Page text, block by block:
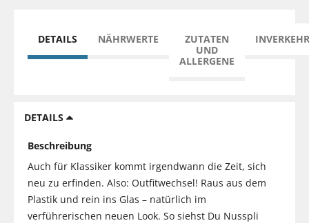
DETAILS NÄHRWERTE
ZUTATEN
UND
ALLERGENE
DETAILS
Beschreibung
Auch für Klassiker kommt irgendwann die Zeit, sich
neu zu erfinden. Also: Outfitwechsel! Raus aus dem
Plastik und rein ins Glas – natürlich im
verführerischen neuen Look. So siehst Du Nusspli